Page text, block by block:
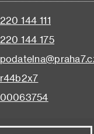
220 144 111
220 144 175
r44b2x7
00063754